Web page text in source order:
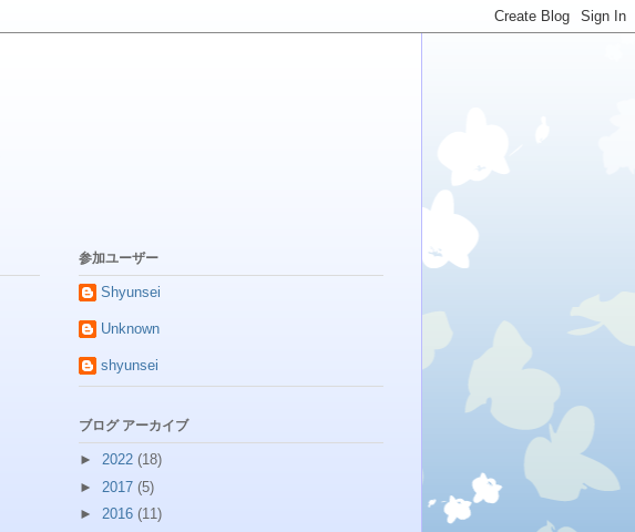
参加ユーザー
Shyunsei
Unknown
shyunsei
ブログ アーカイブ
► 2022 (18)
► 2017 (5)
► 2016 (11)